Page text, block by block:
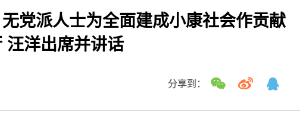
党派人士为全面建成小康社会作贡献
汪洋出席并讲话
分享到：